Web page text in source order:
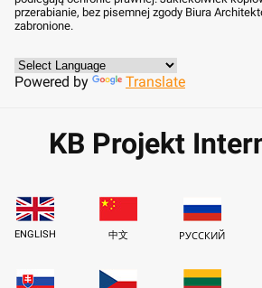
przerabianie, bez pisemnej zgody Biura
zabronione.
Powered by Translate
KB Projekt
ENGLISH 中文 РУССКИЙ